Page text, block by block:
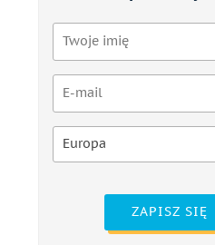
Europa
ZAPISZ SIĘ